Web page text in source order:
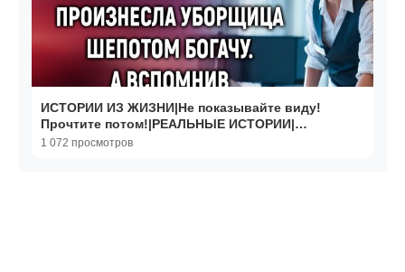
ИСТОРИИ ИЗ ЖИЗНИ|Не показывайте виду!
Прочтите потом!|РЕАЛЬНЫЕ ИСТОРИИ|
ЖИЗНЕННЫЕ ИСТОРИИ
1 072 просмотров